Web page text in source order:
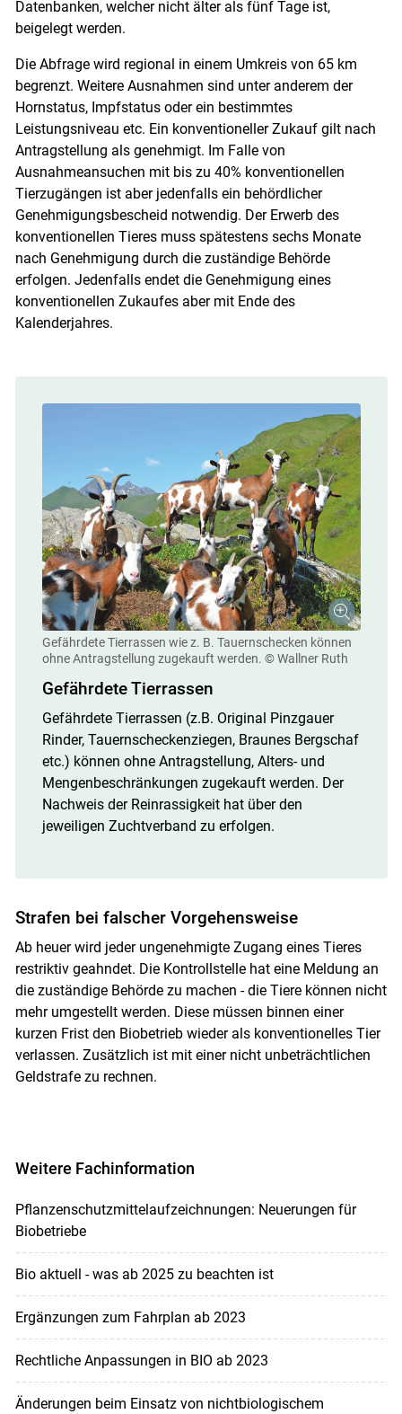
Datenbanken, welcher nicht älter als fünf Tage ist,
beigelegt werden.
Die Abfrage wird regional in einem Umkreis von 65 km
begrenzt. Weitere Ausnahmen sind unter anderem der
Hornstatus, Impfstatus oder ein bestimmtes
Leistungsniveau etc. Ein konventioneller Zukauf gilt nach
Antragstellung als genehmigt. Im Falle von
Ausnahmeansuchen mit bis zu 40% konventionellen
Tierzugängen ist aber jedenfalls ein behördlicher
Genehmigungsbescheid notwendig. Der Erwerb des
konventionellen Tieres muss spätestens sechs Monate
nach Genehmigung durch die zuständige Behörde
erfolgen. Jedenfalls endet die Genehmigung eines
konventionellen Zukaufes aber mit Ende des
Kalenderjahres.
Gefährdete Tierrassen wie z. B. Tauernschecken können
ohne Antragstellung zugekauft werden. © Wallner Ruth
Gefährdete Tierrassen
Gefährdete Tierrassen (z.B. Original Pinzgauer
Rinder, Tauernscheckenziegen, Braunes Bergschaf
etc.) können ohne Antragstellung, Alters- und
Mengenbeschränkungen zugekauft werden. Der
Nachweis der Reinrassigkeit hat über den
jeweiligen Zuchtverband zu erfolgen.
Strafen bei falscher Vorgehensweise
Ab heuer wird jeder ungenehmigte Zugang eines Tieres
restriktiv geahndet. Die Kontrollstelle hat eine Meldung an
die zuständige Behörde zu machen - die Tiere können nicht
mehr umgestellt werden. Diese müssen binnen einer
kurzen Frist den Biobetrieb wieder als konventionelles Tier
verlassen. Zusätzlich ist mit einer nicht unbeträchtlichen
Geldstrafe zu rechnen.
Weitere Fachinformation
Pflanzenschutzmittelaufzeichnungen: Neuerungen für
Biobetriebe
Bio aktuell - was ab 2025 zu beachten ist
Ergänzungen zum Fahrplan ab 2023
Rechtliche Anpassungen in BIO ab 2023
Änderungen beim Einsatz von nichtbiologischem